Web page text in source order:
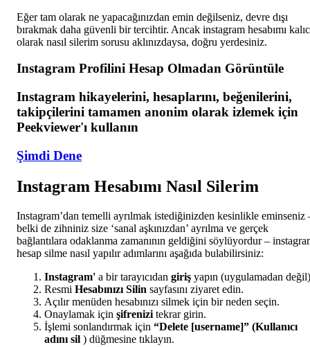
Eğer tam olarak ne yapacağınızdan emin değilseniz, devre dışı
bırakmak daha güvenli bir tercihtir. Ancak instagram hesabımı
olarak nasıl silerim sorusu aklınızdaysa, doğru yerdesiniz.
Instagram Profilini Hesap Olmadan Görüntüle
Instagram hikayelerini, hesaplarını, beğenilerini,
takipçilerini tamamen anonim olarak izlemek için
Peekviewer'ı kullanın
Şimdi Dene
Instagram Hesabımı Nasıl Silerim
Instagram’dan temelli ayrılmak istediğinizden kesinlikle eminseniz
belki de zihniniz size ‘sanal aşkınızdan’ ayrılma ve gerçek
bağlantılara odaklanma zamanının geldiğini söylüyordur –
hesap silme nasıl yapılır adımlarını aşağıda bulabilirsiniz:
Instagram' a bir tarayıcıdan giriş yapın (uygulamadan
Resmi Hesabınızı Silin sayfasını ziyaret edin.
Açılır menüden hesabınızı silmek için bir neden seçin.
Onaylamak için şifrenizi tekrar girin.
İşlemi sonlandırmak için “Delete [username]” (Kullanıcı
adını sil ) düğmesine tıklayın.